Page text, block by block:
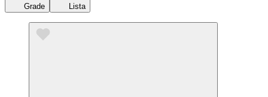
Grade Lista